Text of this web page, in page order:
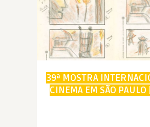
39ª MOSTRA
CINEMA EM SÃO PAULO